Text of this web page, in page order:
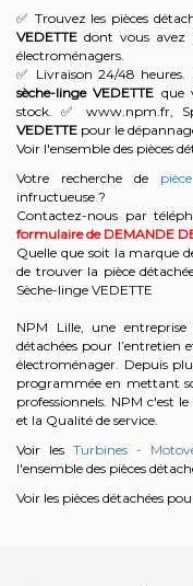
✅ Trouvez les pièces
VEDETTE dont vous avez
électroménagers.
✅ Livraison 24/48 heures.
sèche-linge VEDETTE que
stock. ✅ www.npm.fr,
VEDETTE pour le
Voir l'ensemble des pièces
Votre recherche de
infructueuse ?
Contactez-nous par
formulaire de DEMANDE
Quelle que soit la marque
de trouver la pièce
Sèche-linge VEDETTE
NPM Lille, une
détachées pour l’entretien
électroménager. Depuis
programmée en mettant
professionnels. NPM c'est
et la Qualité de service.
Voir les Turbines -
l'ensemble des pièces
Voir les pièces détachées